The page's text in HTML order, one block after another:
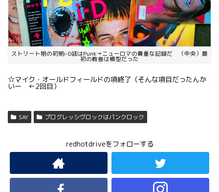
ストリート期の初期i-D誌はPunk→ニューロマの貴重な記録だ （中央）最
初の数巻は横型だった
☆マイク・オールドフィールドの項終了（そんな項目だったんか
いー ←2回目）
SAY プログレッシヴロックはパンクロック
redhotdriveをフォローする